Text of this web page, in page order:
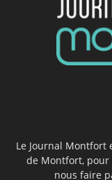
Le Journal Montfort
de Montfort, pour
nous faire